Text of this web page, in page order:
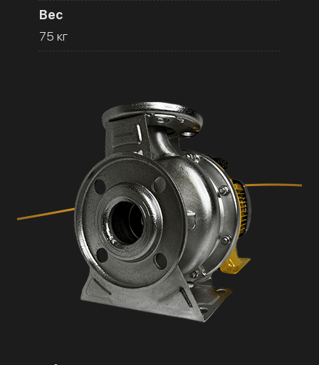
Вес
75 кг